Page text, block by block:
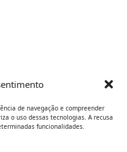
de navegação e compreender
o uso dessas tecnologias. A recusa
funcionalidades.